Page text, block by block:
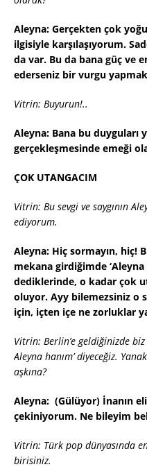
Aleyna: Gerçekten çok
ilgisiyle karşılaşıyorum.
da var. Bu da bana güç ve
ederseniz bir vurgu
Vitrin: Buyurun!..
Aleyna: Bana bu duyguları
gerçekleşmesinde emeği
ÇOK UTANGACIM
Vitrin: Bu sevgi ve saygının
ediyorum.
Aleyna: Hiç sormayın, hiç!
mekana girdiğimde ‘Aleyna
dediklerinde, o kadar çok
oluyor. Ayy bilemezsiniz o
için, içten içe ne zorluklar
Vitrin: Berlin’e geldiğinizde
Aleyna hanım’ diyeceğiz.
aşkına?
Aleyna: (Gülüyor) İnanın
çekiniyorum. Ne bileyim
Vitrin: Türk pop dünyasında
birisiniz.